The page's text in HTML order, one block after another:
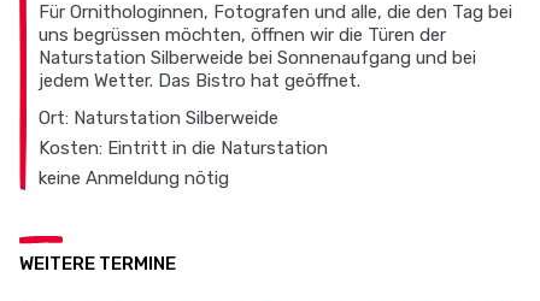
Für Ornithologinnen, Fotografen und alle, die den Tag bei
uns begrüssen möchten, öffnen wir die Türen der
Naturstation Silberweide bei Sonnenaufgang und bei
jedem Wetter. Das Bistro hat geöffnet.
Ort: Naturstation Silberweide
Kosten: Eintritt in die Naturstation
keine Anmeldung nötig
WEITERE TERMINE